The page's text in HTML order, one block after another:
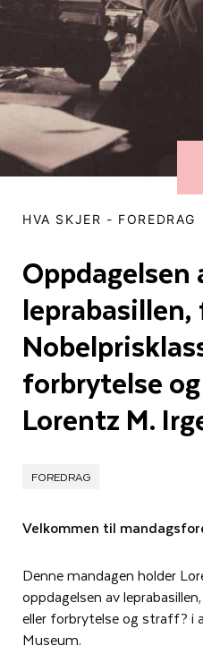
HVA SKJER - FOREDRAG
Oppdagelsen
forbrytelse
Lorentz M.
FOREDRAG
Velkommen til
Denne mandagen holder
oppdagelsen av
eller forbrytelse og straff? i
Museum.